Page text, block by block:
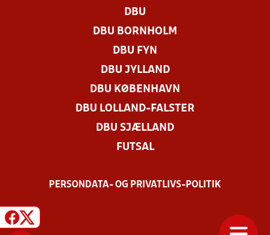
DBU
DBU BORNHOLM
DBU FYN
DBU JYLLAND
DBU KØBENHAVN
DBU LOLLAND-FALSTER
DBU SJÆLLAND
FUTSAL
PERSONDATA- OG PRIVATLIVS-POLITIK